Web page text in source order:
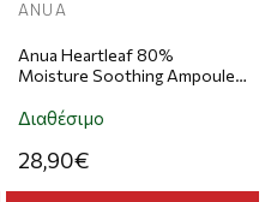
ANUA
Anua Heartleaf 80%
Moisture Soothing Ampoule
Διαθέσιμο
28,90€